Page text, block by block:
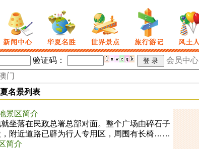
验证码： 会员中心
门
名景列表
景区简介
坐落在民政总署总部对面。整个广场由碎石子
附近道路已辟为行人专用区，周围有长椅……
简介